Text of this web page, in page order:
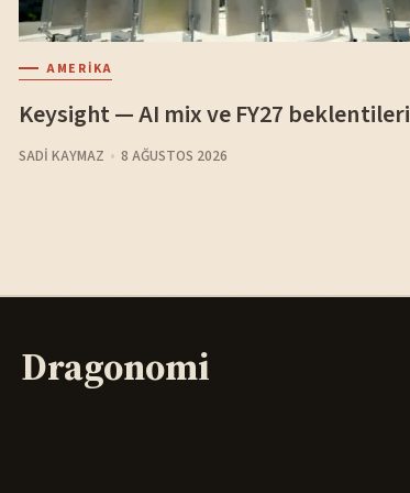
AMERIKA
Keysight — AI mix ve FY27 beklentileri
SADI KAYMAZ 8 AĞUSTOS 2026
Dragonomi